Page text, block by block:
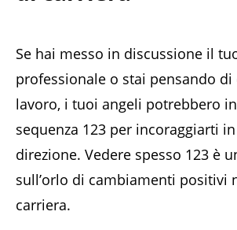
Se hai messo in discussione il
professionale o stai pensando di
lavoro, i tuoi angeli potrebbero
sequenza 123 per incoraggiarti
direzione. Vedere spesso 123 è
sull’orlo di cambiamenti positivi
carriera.